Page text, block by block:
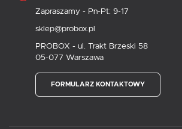
Zapraszamy - Pn-Pt: 9-17
sklep@probox.pl
PROBOX - ul. Trakt Brzeski 58
05-077 Warszawa
FORMULARZ KONTAKTOWY